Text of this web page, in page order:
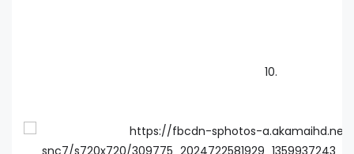
10.